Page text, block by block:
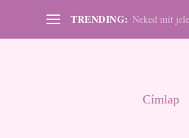
TRENDING: Neked mit
Címlap